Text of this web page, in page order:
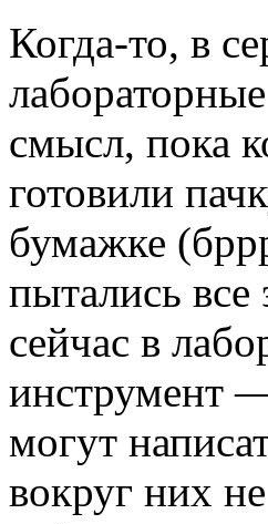
Когда-то, в
смысл, пока
готовили
бумажке
пытались все
сейчас в
инструмент
могут
вокруг них